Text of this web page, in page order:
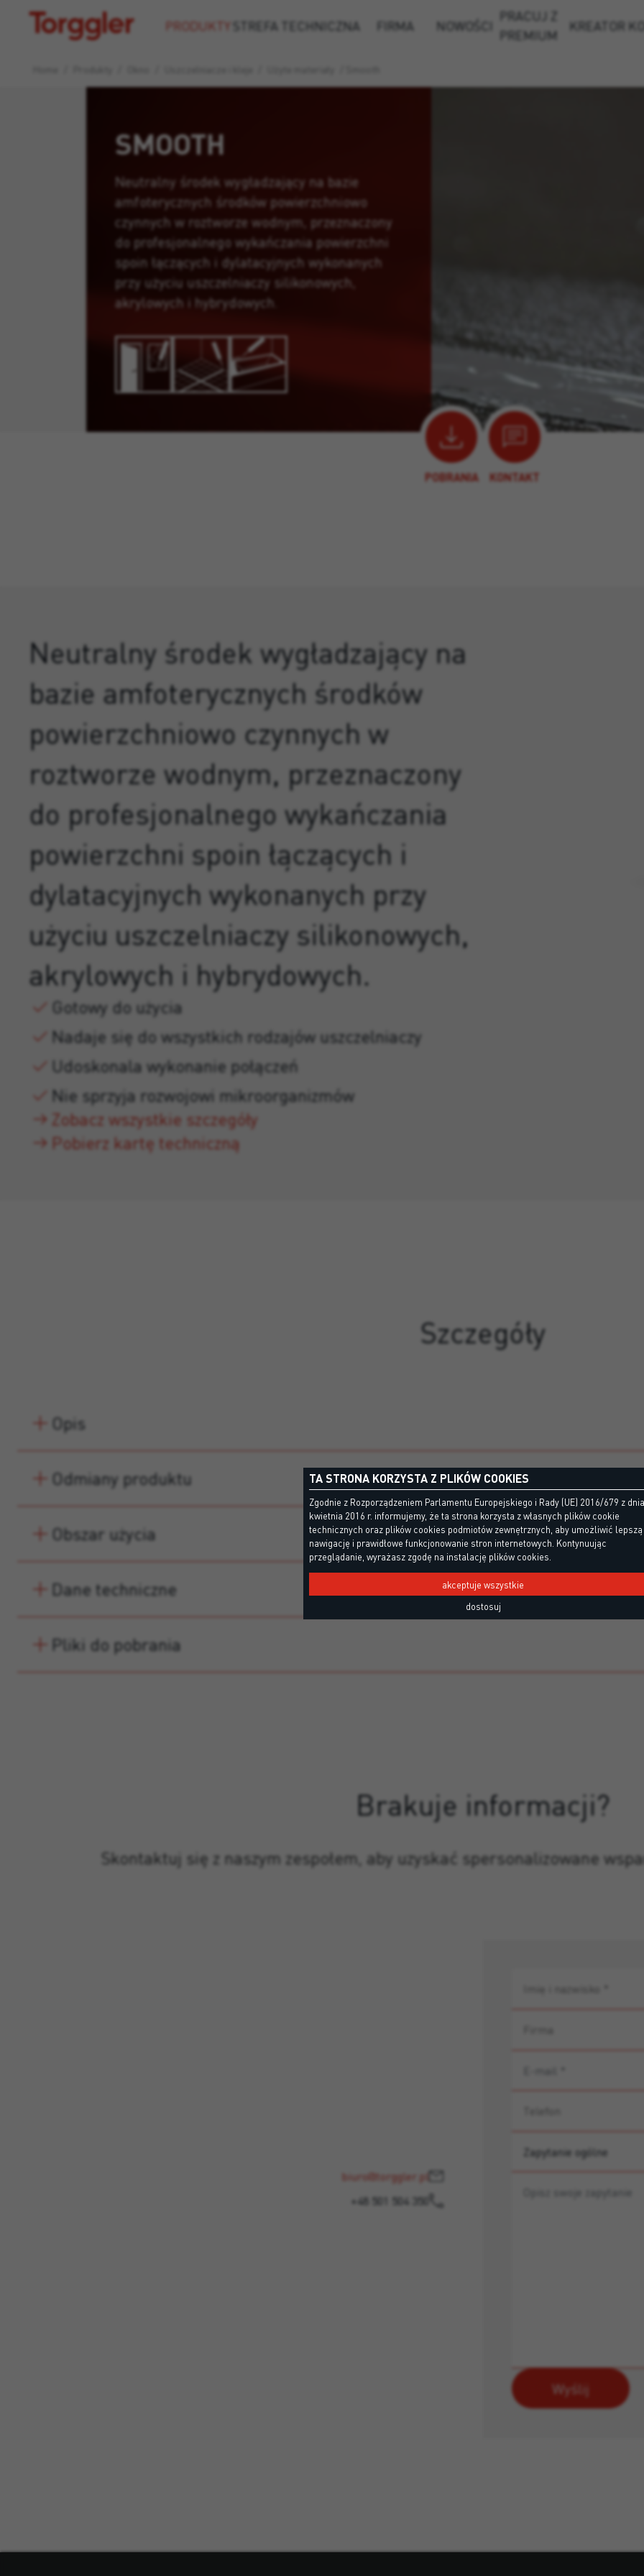
Torggler PRODUKTY STREFA TECHNICZNA FIRMA NOWOŚCI
PRACUJ Z
PREMIUM
KREATOR
SMOOTH
Neutralny środek wygładzający na bazie
amfoterycznych środków powierzchniowo
czynnych w roztworze wodnym, przeznaczony
do profesjonalnego wykańczania powierzchni
spoin łączących i dylatacyjnych wykonanych
przy użyciu uszczelniaczy silikonowych,
akrylowych i hybrydowych.
POBRANIA KONTAKT
Neutralny środek wygładzający na
bazie amfoterycznych środków
powierzchniowo czynnych w
roztworze wodnym, przeznaczony
do profesjonalnego wykańczania
powierzchni spoin łączących i
dylatacyjnych wykonanych przy
użyciu uszczelniaczy silikonowych,
akrylowych i hybrydowych.
Gotowy do użycia
Nadaje się do wszystkich rodzajów uszczelniaczy
Udoskonala wykonanie połączeń
Nie sprzyja rozwojowi mikroorganizmów
Zobacz wszystkie szczegóły
Pobierz kartę techniczną
Szczegóły
Opis
Odmiany produktu
Obszar użycia
Dane techniczne
Pliki do pobrania
Brakuje informacji?
Skontaktuj się z naszym zespołem, aby uzyskać spersonalizowane
biuro@torggler.pl
+48 501 504 350
TA STRONA KORZYSTA Z PLIKÓW COOKIES
Zgodnie z Rozporządzeniem Parlamentu Europejskiego i Rady (UE) 2016/679 z
kwietnia 2016 r. informujemy, że ta strona korzysta z własnych plików cookie
technicznych oraz plików cookies podmiotów zewnętrznych, aby umożliwić lepszą
nawigację i prawidłowe funkcjonowanie stron internetowych. Kontynuując
przeglądanie, wyrażasz zgodę na instalację plików cookies.
akceptuje wszystkie
dostosuj